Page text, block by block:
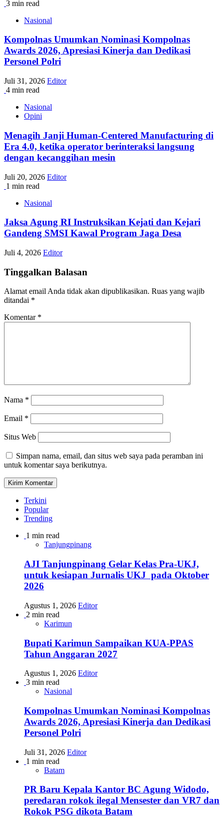
3 min read
Nasional
Kompolnas Umumkan Nominasi Kompolnas
Awards 2026, Apresiasi Kinerja dan Dedikasi
Personel Polri
Juli 31, 2026 Editor
4 min read
Nasional
Opini
Menagih Janji Human-Centered Manufacturing di
Era 4.0, ketika operator berinteraksi langsung
dengan kecanggihan mesin
Juli 20, 2026 Editor
1 min read
Nasional
Jaksa Agung RI Instruksikan Kejati dan Kejari
Gandeng SMSI Kawal Program Jaga Desa
Juli 4, 2026 Editor
Tinggalkan Balasan
Alamat email Anda tidak akan dipublikasikan. Ruas yang wajib
ditandai *
Komentar *
Nama *
Email *
Situs Web
Simpan nama, email, dan situs web saya pada peramban ini
untuk komentar saya berikutnya.
Terkini
Popular
Trending
1 min read
Tanjungpinang
AJI Tanjungpinang Gelar Kelas Pra-UKJ,
untuk kesiapan Jurnalis UKJ pada Oktober
2026
Agustus 1, 2026 Editor
2 min read
Karimun
Bupati Karimun Sampaikan KUA-PPAS
Tahun Anggaran 2027
Agustus 1, 2026 Editor
3 min read
Nasional
Kompolnas Umumkan Nominasi Kompolnas
Awards 2026, Apresiasi Kinerja dan Dedikasi
Personel Polri
Juli 31, 2026 Editor
1 min read
Batam
PR Baru Kepala Kantor BC Agung Widodo,
peredaran rokok ilegal Mensester dan VR7 dan
Rokok PSG dikota Batam